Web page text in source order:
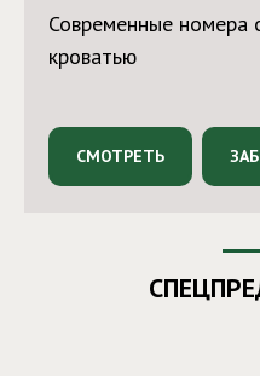
Современные номера
кроватью
СМОТРЕТЬ